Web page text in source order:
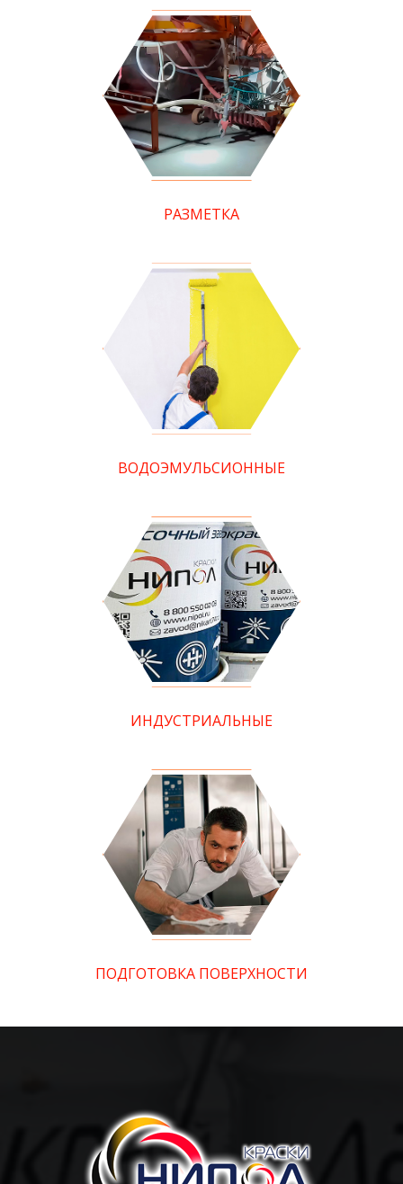
РАЗМЕТКА
ВОДОЭМУЛЬСИОННЫЕ
ИНДУСТРИАЛЬНЫЕ
ПОДГОТОВКА ПОВЕРХНОСТИ